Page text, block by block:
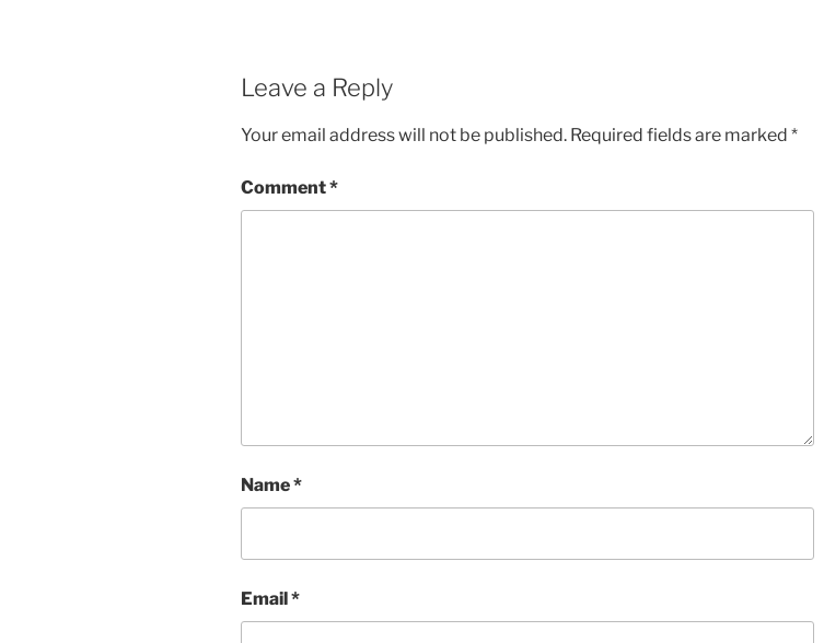
Leave a Reply
Your email address will not be published. Required fields are marked *
Comment*
Name*
Email *